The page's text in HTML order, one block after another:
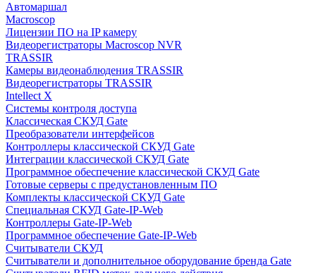
Автомаршал
Macroscop
Лицензии ПО на IP камеру
Видеорегистраторы Macroscop NVR
TRASSIR
Камеры видеонаблюдения TRASSIR
Видеорегистраторы TRASSIR
Intellect X
Системы контроля доступа
Классическая СКУД Gate
Преобразователи интерфейсов
Контроллеры классической СКУД Gate
Интеграции классической СКУД Gate
Программное обеспечение классической СКУД Gate
Готовые серверы с предустановленным ПО
Комплекты классической СКУД Gate
Специальная СКУД Gate-IP-Web
Контроллеры Gate-IP-Web
Программное обеспечение Gate-IP-Web
Считыватели СКУД
Считыватели и дополнительное оборудование бренда Gate